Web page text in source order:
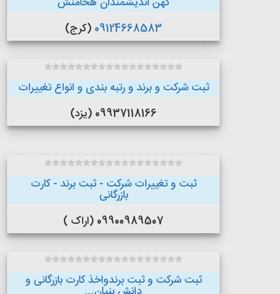
09124668583 (کرج)
ثبت شرکت و برند و رتبه بندی و انواع تغییرات
09937118166 (یزد)
ثبت و تغییرات شرکت - ثبت برند - کارت
بازرگانی
09900989507 (اراک )
ثبت شرکت و ثبت برندواخذ کارت بازرگانی و